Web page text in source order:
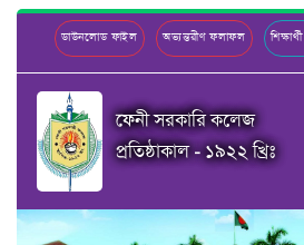
ডাউনলোড ফাইল অভ্যন্তরীণ ফলাফল
ফেনী সরকারি কলেজ
প্রতিষ্ঠাকাল - ১৯২২ খ্রিঃ